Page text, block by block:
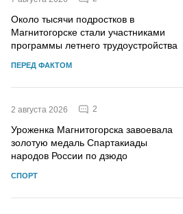
Около тысячи подростков в
Магнитогорске стали участниками
программы летнего трудоустройства
ПЕРЕД ФАКТОМ
2 августа 2026 2
Уроженка Магнитогорска завоевала
золотую медаль Спартакиады
народов России по дзюдо
СПОРТ